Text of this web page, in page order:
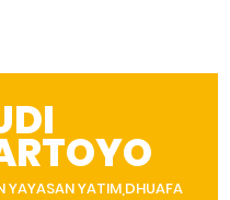
YAYASAN YATIM,DHUAFA